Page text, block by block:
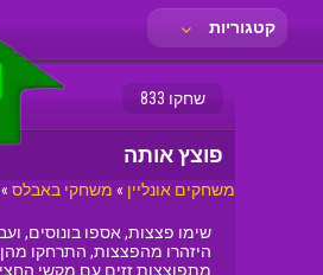
קטגוריות
שחקו 833
פוצץ אותה
משחקים אונליין » משחקי באבלס »
שימו פצצות, אספו בונוסים,
היזהרו מהפצצות, התרחקו
מתפוצצות זזים עם מקשי